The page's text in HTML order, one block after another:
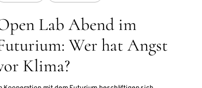
Lab Abend im
Wer hat Angst
Klima?